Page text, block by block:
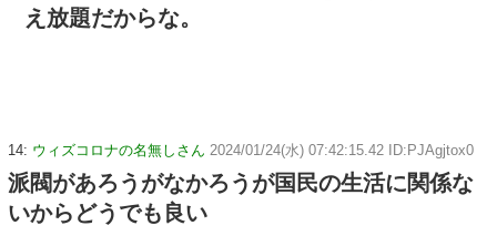
え放題だからな。
14: ウィズコロナの名無しさん 2024/01/24(水) 07:42:15.42 ID:PJAgjtox0
派閥があろうがなかろうが国民の生活に関係な
いからどうでも良い